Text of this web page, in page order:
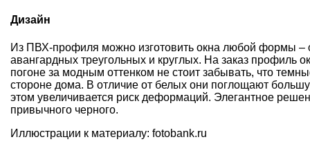
Дизайн
Из ПВХ-профиля можно изготовить окна любой формы –
авангардных треугольных и круглых. На заказ профиль
погоне за модным оттенком не стоит забывать, что
стороне дома. В отличие от белых они поглощают
этом увеличивается риск деформаций. Элегантное
привычного черного.
Иллюстрации к материалу: fotobank.ru